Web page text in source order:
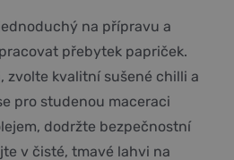
na přípravu a
přebytek papriček.
zvolte kvalitní sušené chilli a
pro studenou maceraci
dodržte bezpečnostní
v čisté, tmavé lahvi na